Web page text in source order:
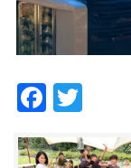
Facebook